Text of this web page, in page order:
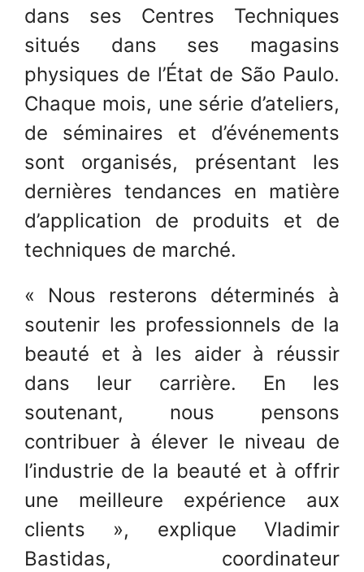
dans ses Centres Techniques
situés dans ses magasins
physiques de l’État de São Paulo.
Chaque mois, une série d’ateliers,
de séminaires et d’événements
sont organisés, présentant les
dernières tendances en matière
d’application de produits et de
techniques de marché.
« Nous resterons déterminés à
soutenir les professionnels de la
beauté et à les aider à réussir
dans leur carrière. En les
soutenant, nous pensons
contribuer à élever le niveau de
l’industrie de la beauté et à offrir
une meilleure expérience aux
clients », explique Vladimir
Bastidas, coordinateur